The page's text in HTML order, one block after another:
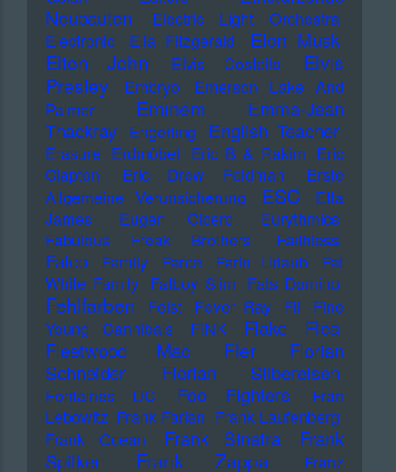
Neubauten
Electric Light Orchestra
Electronic
Ella Fitzgerald Elon Musk
Elton John Elvis Costello
Elvis
Presley
Embryo
Emerson Lake And
Palmer
Eminem
Emma-Jean
Thackray
Engerling English Teacher
Erasure Erdmöbel Eric B & Rakim Eric
Clapton
Eric Drew Feldman
Erste
Allgemeine Verunsicherung
ESC
Etta
James
Eugen Cicero
Eurythmics
Fabulous Freak Brothers
Faithless
Falco Family Farce Farin Urlaub
Fat
White Family Fatboy Slim Fats Domino
Fehlfarben Feist Fever Ray Fil
Fine
Young Cannibals
FINK Flake
Flea
Fleetwood Mac
Fler
Florian
Schneider
Florian Silbereisen
Fontaines DC Foo Fighters
Fran
Lebowitz Frank Farian Frank Laufenberg
Frank Ocean
Frank Sinatra
Frank
Spilker
Frank Zappa
Franz